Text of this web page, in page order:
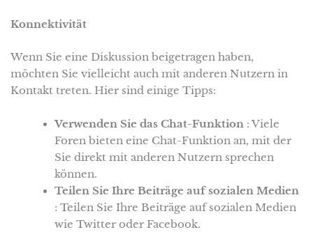
Konnektivität
Wenn Sie eine Diskussion beigetragen haben,
möchten Sie vielleicht auch mit anderen Nutzern in
Kontakt treten. Hier sind einige Tipps:
Verwenden Sie das Chat-Funktion : Viele
Foren bieten eine Chat-Funktion an, mit der
Sie direkt mit anderen Nutzern sprechen
können.
Teilen Sie Ihre Beiträge auf sozialen Medien
: Teilen Sie Ihre Beiträge auf sozialen Medien
wie Twitter oder Facebook.